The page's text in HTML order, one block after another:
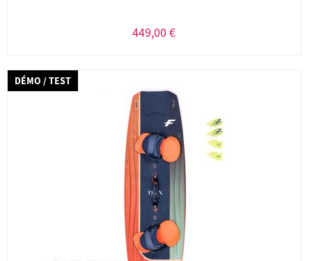
449,00 €
DÉMO / TEST